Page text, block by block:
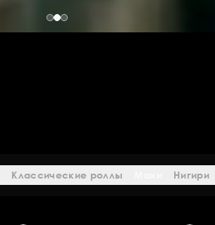
Классические роллы Нигири